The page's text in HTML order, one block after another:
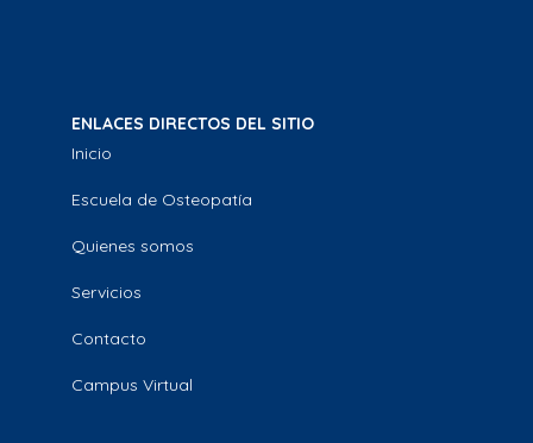
ENLACES DIRECTOS DEL SITIO
Inicio
Escuela de Osteopatía
Quienes somos
Servicios
Contacto
Campus Virtual